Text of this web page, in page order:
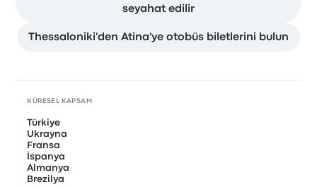
seyahat edilir
Thessaloniki'den Atina'ye otobüs biletlerini bulun
KÜRESEL KAPSAM
Türkiye
Ukrayna
Fransa
İspanya
Almanya
Brezilya